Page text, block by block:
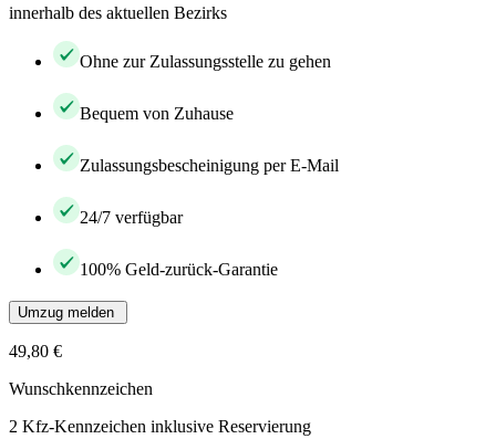
innerhalb des aktuellen Bezirks
Ohne zur Zulassungsstelle zu gehen
Bequem von Zuhause
Zulassungsbescheinigung per E-Mail
24/7 verfügbar
100% Geld-zurück-Garantie
Umzug melden
49,80 €
Wunschkennzeichen
2 Kfz-Kennzeichen inklusive Reservierung